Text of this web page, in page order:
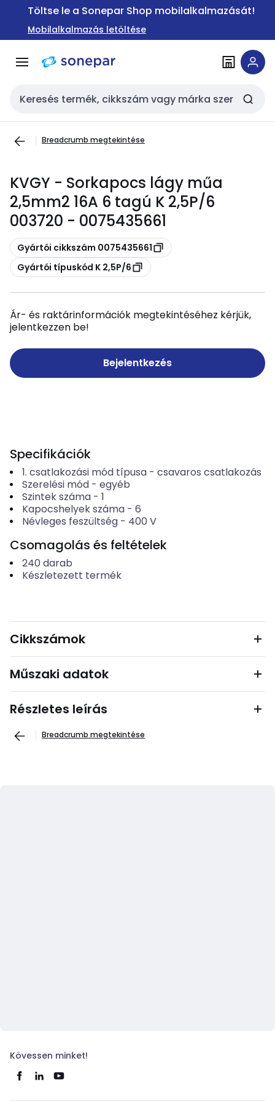
Ugrás a
Ugrás a
tartalomra
Töltse le a Sonepar Shop mobilalkalmazását!
Mobilalkalmazás letöltése
Keresési bemenet
Breadcrumb megtekintése
KVGY - Sorkapocs lágy műa
2,5mm2 16A 6 tagú K 2,5P/6
003720 - 0075435661
Másolás
Gyártói cikkszám 0075435661
Másolás
Gyártói típuskód K 2,5P/6
Ár- és raktárinformációk megtekintéséhez kérjük,
jelentkezzen be!
Bejelentkezés
Specifikációk
1. csatlakozási mód típusa- csavaros csatlakozás
Szerelési mód- egyéb
Szintek száma- 1
Kapocshelyek száma- 6
Névleges feszültség- 400 V
Csomagolás és feltételek
240 darab
Készletezett termék
Cikkszámok
Műszaki adatok
Részletes leírás
Breadcrumb megtekintése
Kövessen minket!